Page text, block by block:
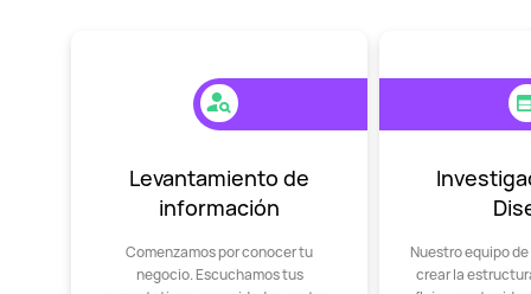
Levantamiento de
información
Comenzamos por conocer tu
negocio. Escuchamos tus
Nuestro equipo
crear la